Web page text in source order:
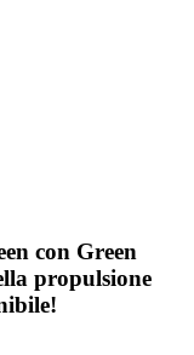
con Green
propulsione